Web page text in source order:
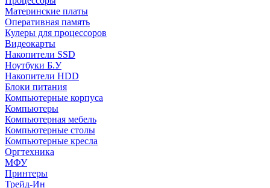
Материнские платы
Оперативная память
Кулеры для процессоров
Видеокарты
Накопители SSD
Ноутбуки Б.У
Накопители HDD
Блоки питания
Компьютерные корпуса
Компьютеры
Компьютерная мебель
Компьютерные столы
Компьютерные кресла
Оргтехника
МФУ
Принтеры
Трейд-Ин